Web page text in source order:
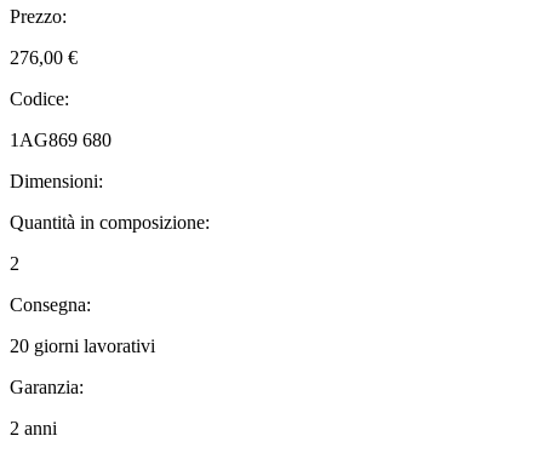
Prezzo:
276,00 €
Codice:
1AG869 680
Dimensioni:
Quantità in composizione:
2
Consegna:
20 giorni lavorativi
Garanzia:
2 anni